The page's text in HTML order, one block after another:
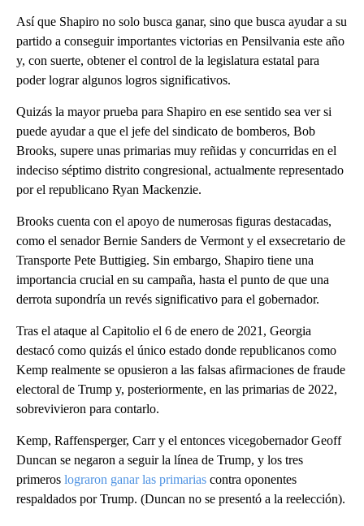
Así que Shapiro no solo busca ganar, sino que busca ayudar a su
partido a conseguir importantes victorias en Pensilvania este año
y, con suerte, obtener el control de la legislatura estatal para
poder lograr algunos logros significativos.
Quizás la mayor prueba para Shapiro en ese sentido sea ver si
puede ayudar a que el jefe del sindicato de bomberos, Bob
Brooks, supere unas primarias muy reñidas y concurridas en el
indeciso séptimo distrito congresional, actualmente representado
por el republicano Ryan Mackenzie.
Brooks cuenta con el apoyo de numerosas figuras destacadas,
como el senador Bernie Sanders de Vermont y el exsecretario de
Transporte Pete Buttigieg. Sin embargo, Shapiro tiene una
importancia crucial en su campaña, hasta el punto de que una
derrota supondría un revés significativo para el gobernador.
Tras el ataque al Capitolio el 6 de enero de 2021, Georgia
destacó como quizás el único estado donde republicanos como
Kemp realmente se opusieron a las falsas afirmaciones de fraude
electoral de Trump y, posteriormente, en las primarias de 2022,
sobrevivieron para contarlo.
Kemp, Raffensperger, Carr y el entonces vicegobernador Geoff
Duncan se negaron a seguir la línea de Trump, y los tres
primeros lograron ganar las primarias contra oponentes
respaldados por Trump. (Duncan no se presentó a la reelección).